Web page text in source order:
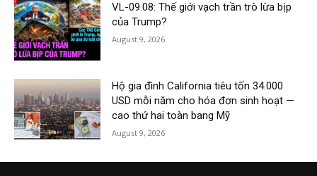
VL-09.08: Thế giới vạch trần trò lừa bịp
của Trump?
August 9, 2026
Hộ gia đình California tiêu tốn 34.000
USD mỗi năm cho hóa đơn sinh hoạt —
cao thứ hai toàn bang Mỹ
August 9, 2026